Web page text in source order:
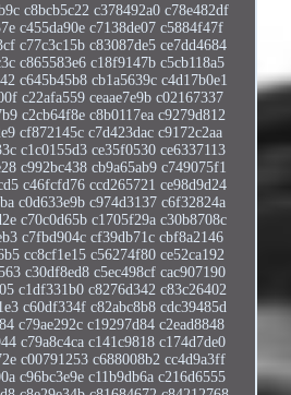
c8bcb5c22 c378492a0 c78e482df
c455da90e c7138de07 c5884f47f
c77c3c15b c83087de5 ce7dd4684
c865583e6 c18f9147b c5cb118a5
c645b45b8 cb1a5639c c4d17b0e1
c22afa559 ceaae7e9b c02167337
c2cb64f8e c8b0117ea c9279d812
cf872145c c7d423dac c9172c2aa
c1c0155d3 ce35f0530 ce6337113
c992bc438 cb9a65ab9 c749075f1
c46fcfd76 ccd265721 ce98d9d24
c0d633e9b c974d3137 c6f32824a
c70c0d65b c1705f29a c30b8708c
c7fbd904c cf39db71c cbf8a2146
cc8cf1e15 c56274f80 ce52ca192
c30df8ed8 c5ec498cf cac907190
c1df331b0 c8276d342 c83c26402
c60df334f c82abc8b8 cdc39485d
c79ae292c c19297d84 c2ead8848
c79a8c4ca c141c9818 c174d7de0
c00791253 c688008b2 cc4d9a3ff
c96bc3e9e c11b9db6a c216d6555